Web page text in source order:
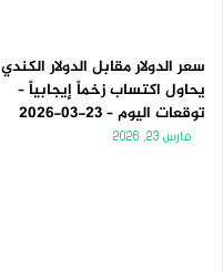
سعر الدولار مقابل الدولار الكندي
يحاول اكتساب زخماً إيجابياً –
توقعات اليوم – 23-03-2026
مارس 23, 2026